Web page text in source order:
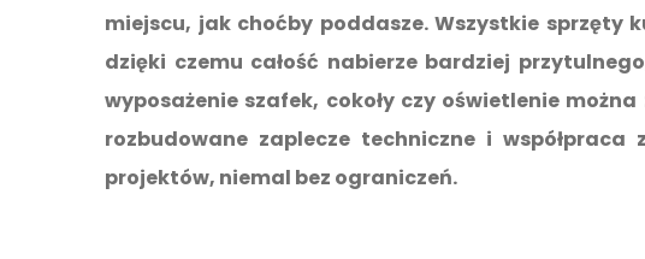
miejscu, jak choćby poddasze. Wszystkie
dzięki czemu całość nabierze bardziej
wyposażenie szafek, cokoły czy oświetlenie
rozbudowane zaplecze techniczne i
projektów, niemal bez ograniczeń.